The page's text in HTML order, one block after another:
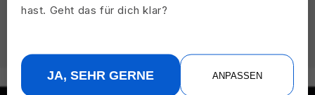
hast. Geht das für dich klar?
JA, SEHR GERNE ANPASSEN